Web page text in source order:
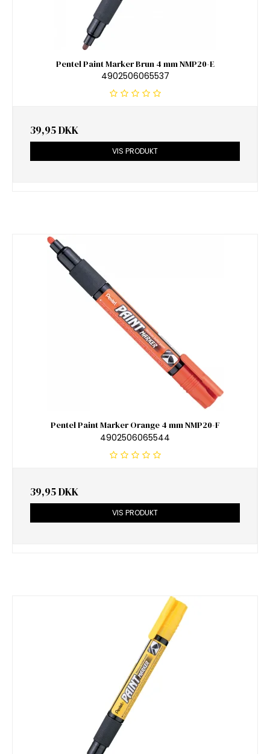
Pentel Paint Marker Brun 4 mm NMP20-E
4902506065537
39,95 DKK
VIS PRODUKT
Pentel Paint Marker Orange 4 mm NMP20-F
4902506065544
39,95 DKK
VIS PRODUKT